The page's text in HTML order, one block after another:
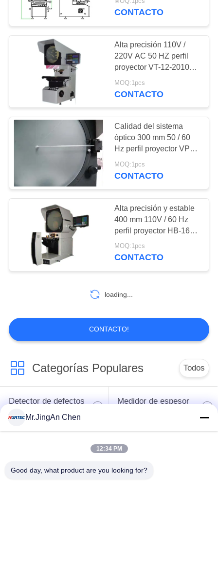
ÉNTRENOS
EN
CONTACTO
CITA
MAPA
SITIO
PRIVACY
POLICY
de recubrimiento
Durómetro portátil
60
X-Ray Detector de
defectos
Correas
eslabonadas de la
tubería de la
radiografía
Detector de
vacaciones
22
para campo de
CONTACTO
Alta precisión 110V /
220V AC 50 HZ perfil
proyector VT-12-2010T
para mecánica,
electrónica
MOQ:1pcs
CONTACTO
Calidad del sistema
óptico 300 mm 50 / 60
Hz perfil proyector VP-
12-2010
MOQ:1pcs
CONTACTO
Alta precisión y estable
400 mm 110V / 60 Hz
perfil proyector HB-16
para la industria,
Colegio
MOQ:1pcs
CONTACTO
loading...
CONTACTO!
Categorías Populares Todos
Detector de defectos
por ultrasonidos
Medidor de espesor
Durómetro portátil
Mr.JingAn Chen
12:34 PM
Good day, what product are you looking for?